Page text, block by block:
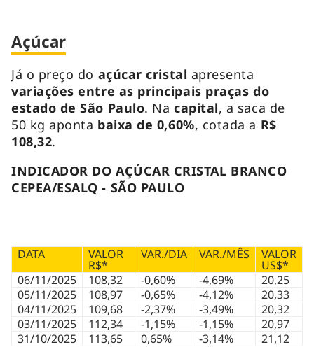
Açúcar
Já o preço do açúcar cristal apresenta
variações entre as principais praças do
estado de São Paulo. Na capital, a saca de
50 kg aponta baixa de 0,60%, cotada a R$
108,32.
INDICADOR DO AÇÚCAR CRISTAL BRANCO
CEPEA/ESALQ - SÃO PAULO
DATA VALOR
R$*
VAR./DIA VAR./MÊS VALOR
US$*
06/11/2025
108,32 -0,60% -4,69%
20,25
05/11/2025
108,97 -0,65% -4,12%
20,33
04/11/2025
109,68 -2,37% -3,49%
20,32
03/11/2025
112,34 -1,15% -1,15%
20,97
31/10/2025
113,65 0,65% -3,14% 21,12